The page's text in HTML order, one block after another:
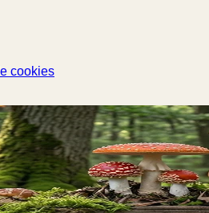
cookies